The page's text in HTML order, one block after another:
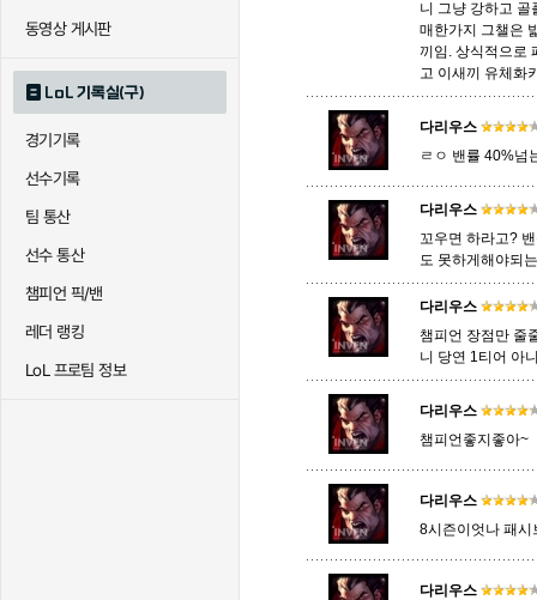
동영상 게시판
LoL 기록실(구)
경기기록
선수기록
팀 통산
선수 통산
챔피언 픽/밴
레더 랭킹
LoL 프로팀 정보
카직스 카타리
퀸
트리스타나 트린다미어 트위스
하이머딩거
니 그냥 강하고
매한가지 그챌은
끼임. 상식적으로
고 이새끼 유체화
다리우스
ㄹㅇ 밴률 40%넘
다리우스
꼬우면 하라고?
도 못하게해야되
다리우스
챔피언 장점만 줄
니 당연 1티어 아
다리우스
챔피언좋지좋아~
다리우스
8시즌이엇나 패시
다리우스